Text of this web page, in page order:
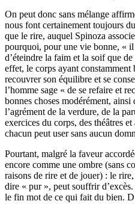
On peut donc sans mélange
nous font certainement toujours
que le rire, auquel Spinoza
pourquoi, pour une vie bonne, « il
d’éteindre la faim et la soif que
effet, le corps ayant constamment
recouvrer son équilibre et se
l’homme sage « de se refaire et
bonnes choses modérément, ainsi
l’agrément de la verdure, de la
exercices du corps, des théâtres
chacun peut user sans aucun
Pourtant, malgré la faveur
encore comme une ombre (sans
raisons de rire et de jouer) : le
dire « pur », peut souffrir
le fin mot de ce qui fait du bien.